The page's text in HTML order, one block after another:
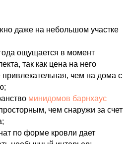
даже на небольшом участке
ощущается в момент
так как цена на него
привлекательная, чем на дома с
минидомов барнхаус
чем снаружи за счет
по форме кровли дает